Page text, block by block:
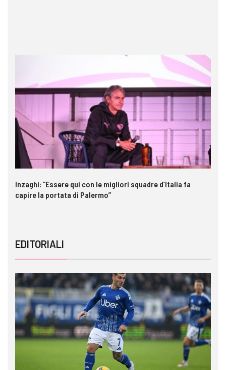
Inzaghi: “Essere qui con le migliori squadre d’Italia fa
capire la portata di Palermo”
EDITORIALI